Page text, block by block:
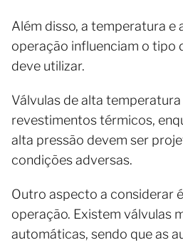
Além disso, a temperatura e
operação influenciam o tipo
deve utilizar.
Válvulas de alta
revestimentos térmicos,
alta pressão devem ser
condições adversas.
Outro aspecto a considerar
operação. Existem válvulas
automáticas, sendo que as